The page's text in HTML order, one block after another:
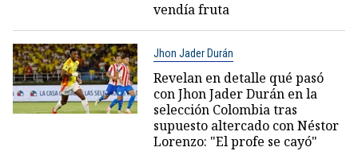
vendía fruta
Jhon Jader Durán
Revelan en detalle qué pasó
con Jhon Jader Durán en la
selección Colombia tras
supuesto altercado con Néstor
Lorenzo: "El profe se cayó"